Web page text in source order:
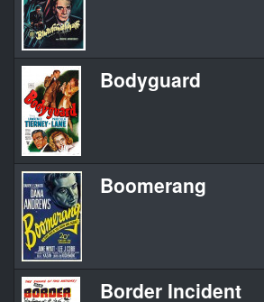
Bodyguard
Boomerang
Border Incident